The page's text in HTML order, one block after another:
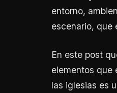
entorno,
escenario, que
En este post
elementos que
las iglesias es